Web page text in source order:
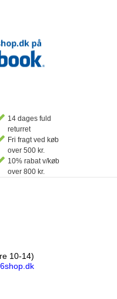
14 dages fuld
returret
Fri fragt ved køb
over 500 kr.
10% rabat v/køb
over 800 kr.
10-14)